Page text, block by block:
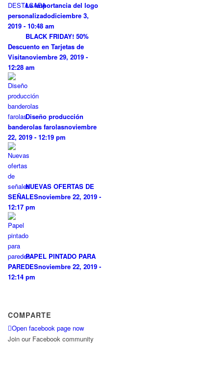
La importancia del logo
personalizadodiciembre 3,
2019 - 10:48 am
BLACK FRIDAY! 50%
Descuento en Tarjetas de
Visitanoviembre 29, 2019 -
12:28 am
Diseño producción
banderolas farolasnoviembre
22, 2019 - 12:19 pm
NUEVAS OFERTAS DE
SEÑALESnoviembre 22, 2019 -
12:17 pm
PAPEL PINTADO PARA
PAREDESnoviembre 22, 2019 -
12:14 pm
COMPARTE
Open facebook page now
Join our Facebook community